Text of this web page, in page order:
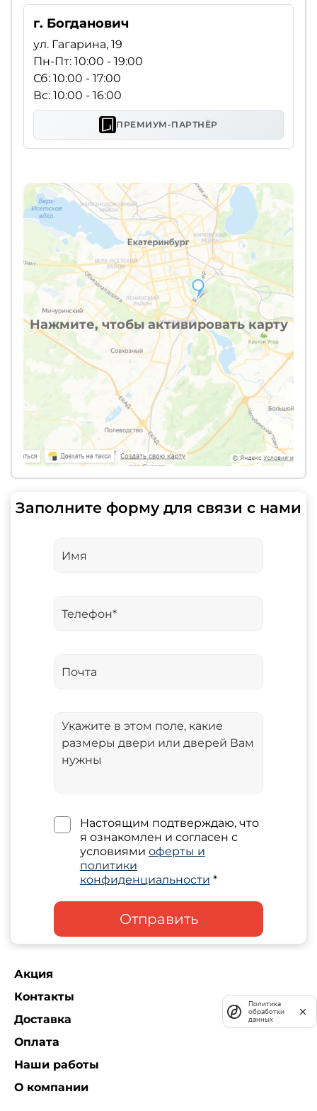
Нажмите, чтобы активировать карту
г. Богданович
ул. Гагарина, 19
Пн-Пт: 10:00 - 19:00
Сб: 10:00 - 17:00
Вс: 10:00 - 16:00
ПРЕМИУМ-ПАРТНЁР
Заполните форму для связи с нами
Настоящим подтверждаю, что
я ознакомлен и согласен с
условиями оферты и
политики
конфиденциальности *
Отправить
Акция
Контакты
Доставка
Оплата
Наши работы
О компании
Политика
обработки
данных